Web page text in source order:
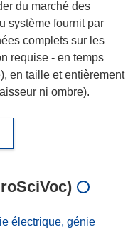
du marché des
système fournit par
complets sur les
requise - en temps
en taille et entièrement
ni ombre).
électrique, génie